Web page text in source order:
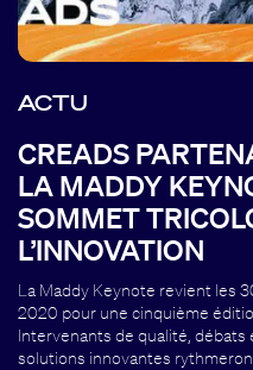
ACTU
CREADS
LA MADDY
SOMMET
L’INNOVATION
La Maddy Keynote revient les
2020 pour une cinquième
Intervenants de qualité, débats
solutions innovantes